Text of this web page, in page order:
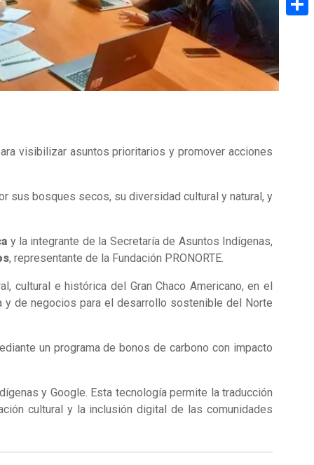
visibilizar asuntos prioritarios y promover acciones
sus bosques secos, su diversidad cultural y natural, y
y la integrante de la Secretaría de Asuntos Indígenas,
, representante de la Fundación PRONORTE.
cultural e histórica del Gran Chaco Americano, en el
y de negocios para el desarrollo sostenible del Norte
un programa de bonos de carbono con impacto
y Google. Esta tecnología permite la traducción
cultural y la inclusión digital de las comunidades